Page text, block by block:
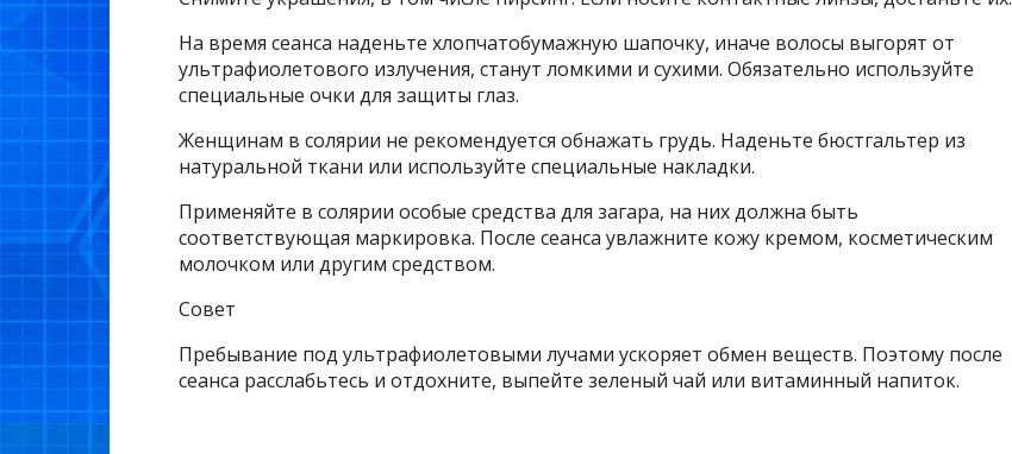
На время сеанса наденьте хлопчатобумажную шапочку, иначе волосы выгорят от
ультрафиолетового излучения, станут ломкими и сухими. Обязательно используйте
специальные очки для защиты глаз.
Женщинам в солярии не рекомендуется обнажать грудь. Наденьте бюстгальтер из
натуральной ткани или используйте специальные накладки.
Применяйте в солярии особые средства для загара, на них должна быть
соответствующая маркировка. После сеанса увлажните кожу кремом, косметическим
молочком или другим средством.
Совет
Пребывание под ультрафиолетовыми лучами ускоряет обмен веществ. Поэтому после
сеанса расслабьтесь и отдохните, выпейте зеленый чай или витаминный напиток.